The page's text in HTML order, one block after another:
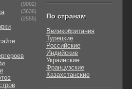
(9002)
(3636)
(2555) По странам
Великобритания
Турецкие
Российские
Индийские
Украинские
Французские
Казахстанские